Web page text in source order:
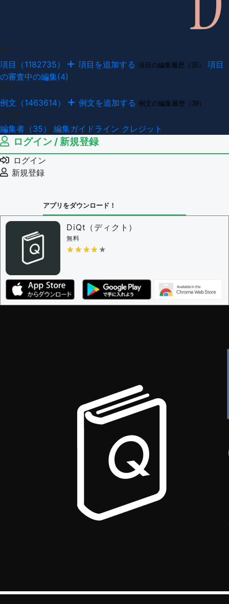
項目（1182735） 項目を追加する 項目の編集履歴（35）
項目
の審査中の編集(4)
例文（1463614） 例文を追加する 例文の編集履歴（39）
編集者（35） 編集ガイドライン クレジット
ログイン / 新規登録
ログイン
新規登録
アプリをダウンロード！
DiQt（ディクト）
無料
★★★★★
★★★★★